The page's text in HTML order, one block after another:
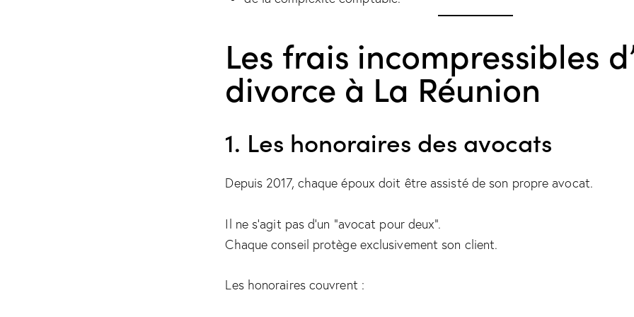
Les frais incompressibles
divorce à La Réunion
1. Les honoraires des avocats
Depuis 2017, chaque époux doit être assisté de son propre avocat.
Il ne s’agit pas d’un “avocat pour deux”.
Chaque conseil protège exclusivement son client.
Les honoraires couvrent :